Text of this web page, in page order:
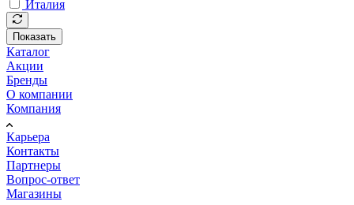
Италия
Показать
Каталог
Акции
Бренды
О компании
Компания
Карьера
Контакты
Партнеры
Вопрос-ответ
Магазины